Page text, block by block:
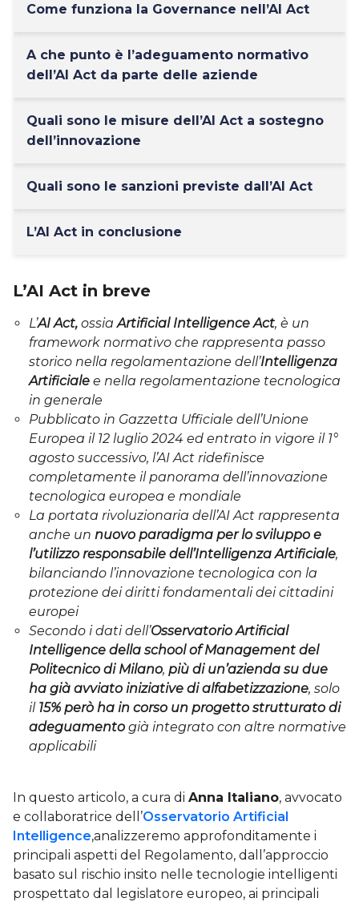
Come funziona la Governance nell’AI Act
A che punto è l’adeguamento normativo
dell’AI Act da parte delle aziende
Quali sono le misure dell’AI Act a sostegno
dell’innovazione
Quali sono le sanzioni previste dall’AI Act
L’AI Act in conclusione
L’AI Act in breve
L’AI Act, ossiaArtificial Intelligence Act, è un
framework normativo che rappresenta passo
storico nella regolamentazione dell’Intelligenza
Artificiale e nella regolamentazione tecnologica
in generale
Pubblicato in Gazzetta Ufficiale dell’Unione
Europea il 12 luglio 2024 ed entrato in vigore il 1°
agosto successivo, l’AI Act ridefinisce
completamente il panorama dell’innovazione
tecnologica europea e mondiale
La portata rivoluzionaria dell’AI Act rappresenta
anche un nuovo paradigma per lo sviluppo e
l’utilizzo responsabile dell’Intelligenza Artificiale,
bilanciando l’innovazione tecnologica con la
protezione dei diritti fondamentali dei cittadini
europei
Secondo i dati dell’Osservatorio Artificial
Intelligence della school of Management del
Politecnico di Milano, più di un’azienda su due
ha già avviato iniziative di alfabetizzazione, solo
il 15% però ha in corso un progetto strutturato di
adeguamento già integrato con altre normative
applicabili
In questo articolo, a cura di Anna Italiano, avvocato
e collaboratrice dell’Osservatorio Artificial
Intelligence,analizzeremo approfonditamente i
principali aspetti del Regolamento, dall’approccio
basato sul rischio insito nelle tecnologie intelligenti
prospettato dal legislatore europeo, ai principali